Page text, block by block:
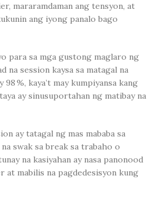
mararamdaman ang tensyon, at
ang iyong panalo bago
para sa mga gustong maglaro ng
na session kaysa sa matagal na
%, kaya’t may kumpiyansa kang
ay sinusuportahan ng matibay na
ay tatagal ng mas mababa sa
swak sa break sa trabaho o
na kasiyahan ay nasa panonood
mabilis na pagdedesisyon kung